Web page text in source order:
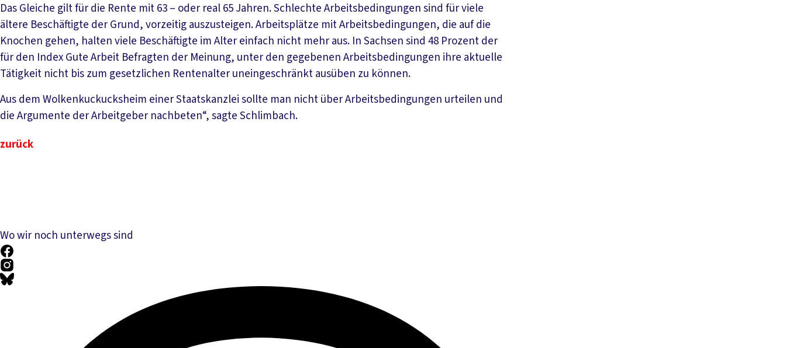
Das Gleiche gilt für die Rente mit 63 – oder real 65 Jahren. Schlechte Arbeitsbedingungen sind für viele
ältere Beschäftigte der Grund, vorzeitig auszusteigen. Arbeitsplätze mit Arbeitsbedingungen, die auf die
Knochen gehen, halten viele Beschäftigte im Alter einfach nicht mehr aus. In Sachsen sind 48 Prozent der
für den Index Gute Arbeit Befragten der Meinung, unter den gegebenen Arbeitsbedingungen ihre aktuelle
Tätigkeit nicht bis zum gesetzlichen Rentenalter uneingeschränkt ausüben zu können.
Aus dem Wolkenkuckucksheim einer Staatskanzlei sollte man nicht über Arbeitsbedingungen urteilen und
die Argumente der Arbeitgeber nachbeten“, sagte Schlimbach.
zurück
Wo wir noch unterwegs sind